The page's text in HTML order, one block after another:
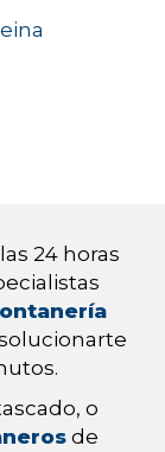
24 horas
o
de